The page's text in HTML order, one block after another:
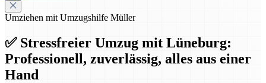
Umziehen mit Umzugshilfe Müller
✅ Stressfreier Umzug mit Lüneburg:
Professionell, zuverlässig, alles aus einer
Hand